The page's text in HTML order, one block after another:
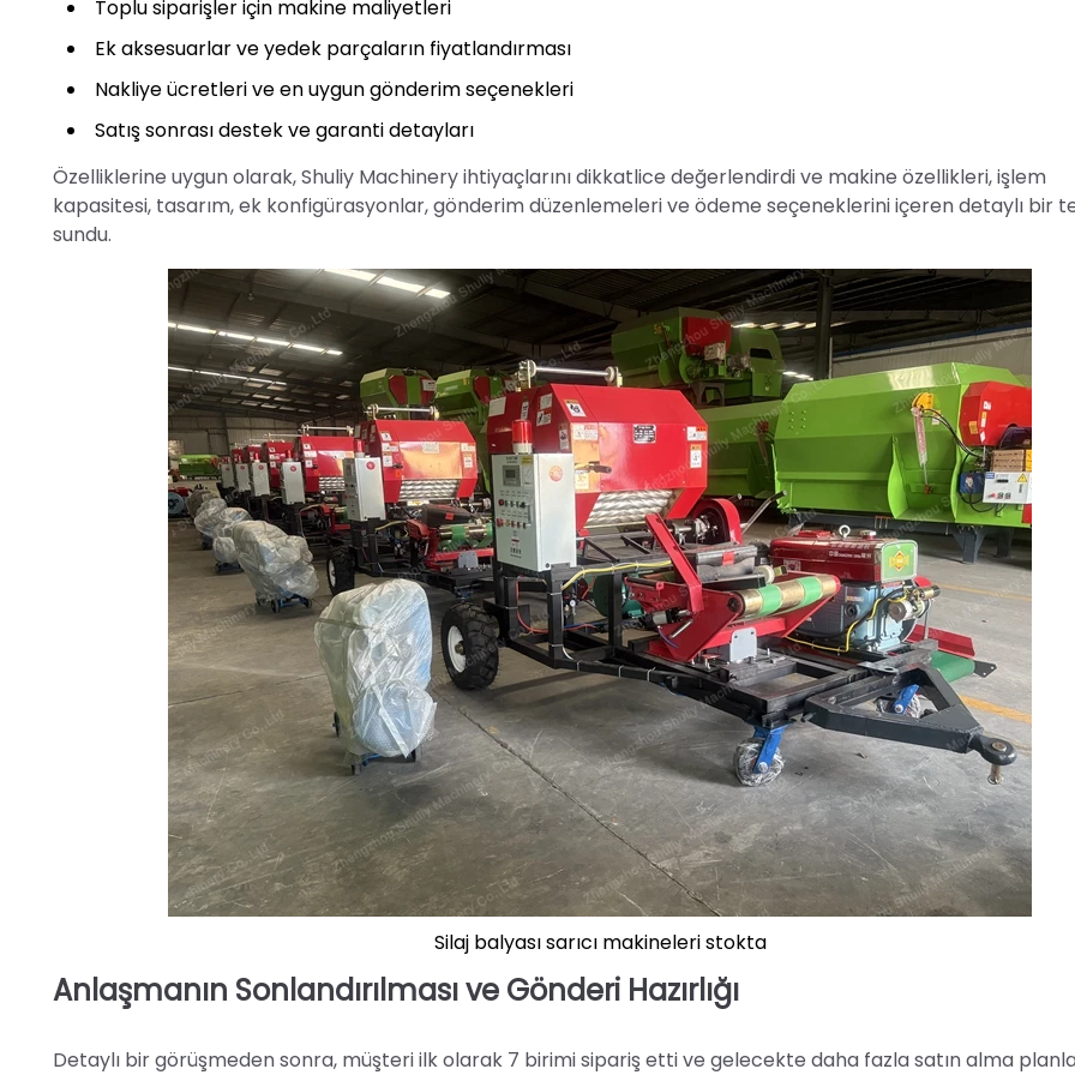
Toplu siparişler için makine maliyetleri
Ek aksesuarlar ve yedek parçaların fiyatlandırması
Nakliye ücretleri ve en uygun gönderim seçenekleri
Satış sonrası destek ve garanti detayları
Özelliklerine uygun olarak, Shuliy Machinery ihtiyaçlarını dikkatlice değerlendirdi ve makine özellikleri, işlem
kapasitesi, tasarım, ek konfigürasyonlar, gönderim düzenlemeleri ve ödeme seçeneklerini içeren detaylı bir
sundu.
Silaj balyası sarıcı makineleri stokta
Anlaşmanın Sonlandırılması ve Gönderi Hazırlığı
Detaylı bir görüşmeden sonra, müşteri ilk olarak 7 birimi sipariş etti ve gelecekte daha fazla satın alma